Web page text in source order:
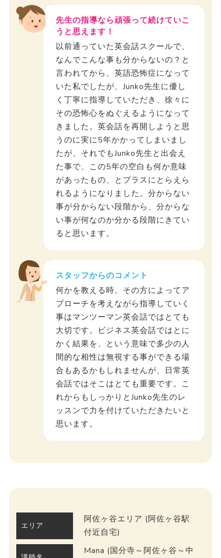
先生の指導なら頑張って続けていこ
うと思えます！
以前通っていた英会話スクールで、
なんでこんな事も分からないの？と
言われてから、英語恐怖症になって
いた私でしたが、Junko先生に優し
く丁寧に指導していただき、徐々に
その恐怖心をぬぐえるようになって
きました。英会話を再開しようと思
うのに実に5年かかってしまいまし
たが、それでもJunko先生と出会え
た事で、この5年の空白も何か意味
があったもの、とプラスにとらえら
れるようになりました。分からない
事が分からない段階から、分からな
い事が何なのか分かる段階にきてい
ると思います。
スタッフからのコメント
何かを教える時、その方によってア
プローチを考えながら指導していく
事はマンツーマン英会話ではとても
大切です。ビジネス英会話ではとに
かく結果を、という意味で多少の人
間的な相性は無視する事ができる場
合もあるかもしれませんが、日常英
会話ではそこはとても重要です。こ
れからもしっかりとJunko先生のレ
ッスンで力を付けていただきたいと
思います。
エリア
阿佐ヶ谷エリア (阿佐ヶ谷駅
付近自宅)
Mana (国分寺～阿佐ヶ谷～中